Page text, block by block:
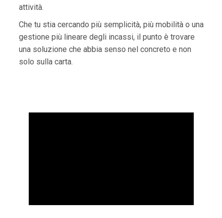
attività.
Che tu stia cercando più semplicità, più mobilità o una
gestione più lineare degli incassi, il punto è trovare
una soluzione che abbia senso nel concreto e non
solo sulla carta.